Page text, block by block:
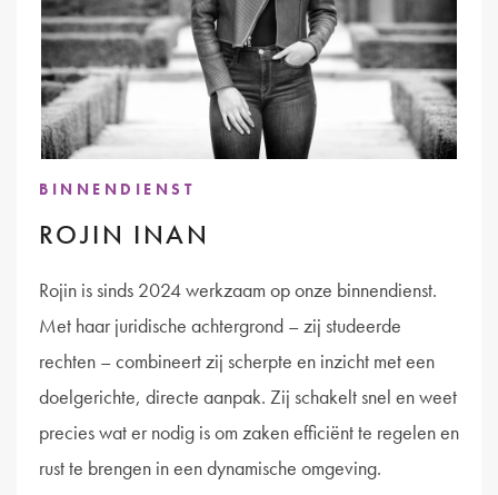
BINNENDIENST
ROJIN INAN
Rojin is sinds 2024 werkzaam op onze binnendienst.
Met haar juridische achtergrond – zij studeerde
rechten – combineert zij scherpte en inzicht met een
doelgerichte, directe aanpak. Zij schakelt snel en weet
precies wat er nodig is om zaken efficiënt te regelen en
rust te brengen in een dynamische omgeving.